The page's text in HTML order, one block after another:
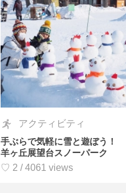
アクティビティ
手ぶらで気軽に雪と遊ぼう！
羊ヶ丘展望台スノーパーク
♡ 2 / 4061 views